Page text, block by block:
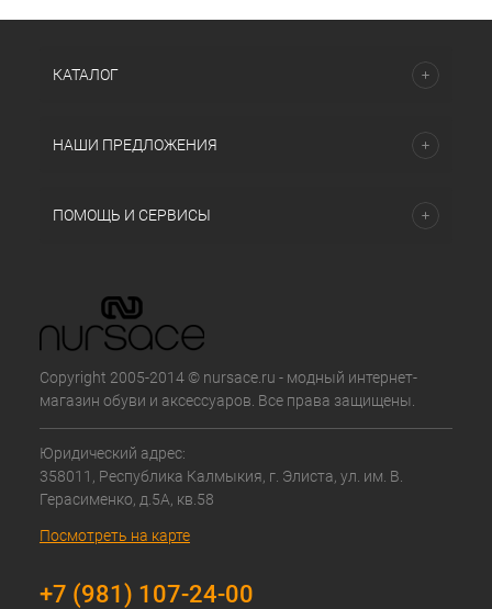
КАТАЛОГ
НАШИ ПРЕДЛОЖЕНИЯ
ПОМОЩЬ И СЕРВИСЫ
Copyright 2005-2014 © nursace.ru - модный интернет-
магазин обуви и аксессуаров. Все права защищены.
Юридический адрес:
358011, Республика Калмыкия, г. Элиста, ул. им. В.
Герасименко, д.5А, кв.58
Посмотреть на карте
+7 (981) 107-24-00